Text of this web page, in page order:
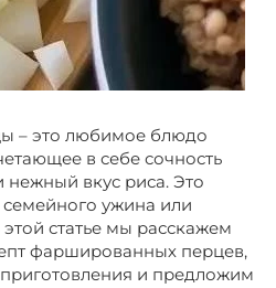
– это любимое блюдо
в себе сочность
вкус риса. Это
ужина или
статье мы расскажем
фаршированных перцев,
и предложим